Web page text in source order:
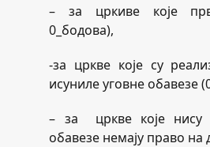
– за цркиве које
0_бодова),
-за цркве које су
исуниле уговне обавезе
– за цркве које нису
обавезе немају право на